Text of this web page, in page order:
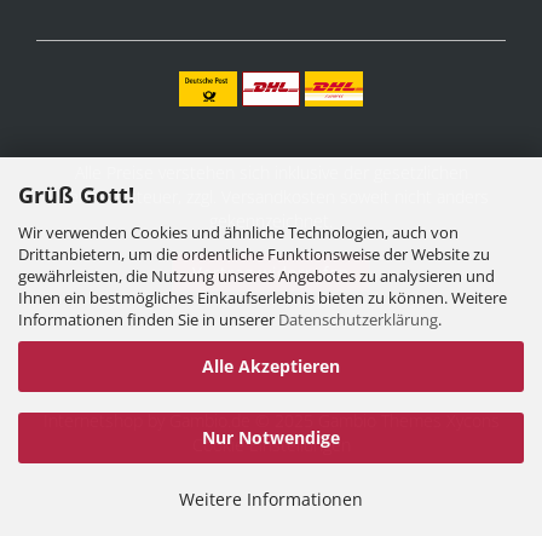
Grüß Gott!
Wir verwenden Cookies und ähnliche Technologien, auch von
Drittanbietern, um die ordentliche Funktionsweise der Website zu
gewährleisten, die Nutzung unseres Angebotes zu analysieren und
Ihnen ein bestmögliches Einkaufserlebnis bieten zu können. Weitere
Informationen finden Sie in unserer Datenschutzerklärung.
Alle Akzeptieren
Nur Notwendige
Weitere Informationen
Mehrwertsteuer, zzgl.
gekennzeichnet.
Vertrag widerrufen
Internetshopby Gambio.de © 2025 Gambio ThemesXycons
Cookie Einstellungen